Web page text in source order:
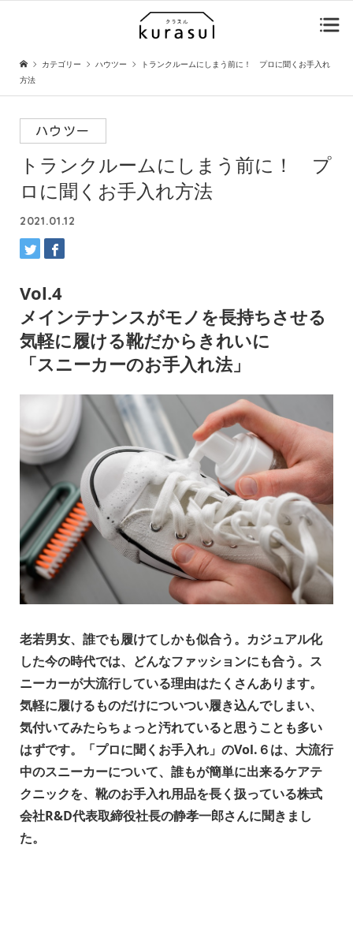
カテゴリー ハウツー
トランクルームにしまう前に！ プロに聞くお手入れ
方法
ハウツー
トランクルームにしまう前に！ プ
ロに聞くお手入れ方法
2021.01.12
Vol.4
メインテナンスがモノを長持ちさせる
気軽に履ける靴だからきれいに
「スニーカーのお手入れ法」
老若男女、誰でも履けてしかも似合う。カジュアル化
した今の時代では、どんなファッションにも合う。ス
ニーカーが大流行している理由はたくさんあります。
気軽に履けるものだけについつい履き込んでしまい、
気付いてみたらちょっと汚れていると思うことも多い
はずです。「プロに聞くお手入れ」のVol.６は、大流行
中のスニーカーについて、誰もが簡単に出来るケアテ
クニックを、靴のお手入れ用品を長く扱っている株式
会社R&D代表取締役社長の静孝一郎さんに聞きまし
た。